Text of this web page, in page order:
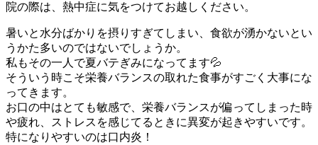
院の際は、熱中症に気をつけてお越しください。
暑いと水分ばかりを摂りすぎてしまい、食欲が湧かないとい
うかた多いのではないでしょうか。
私もその一人で夏バテぎみになってます💦
そういう時こそ栄養バランスの取れた食事がすごく大事にな
ってきます。
お口の中はとても敏感で、栄養バランスが偏ってしまった時
や疲れ、ストレスを感じてるときに異変が起きやすいです。
特になりやすいのは口内炎！